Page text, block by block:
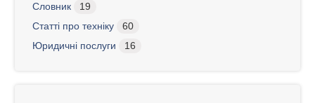
Словник
19
Статті про техніку
60
Юридичні послуги
16